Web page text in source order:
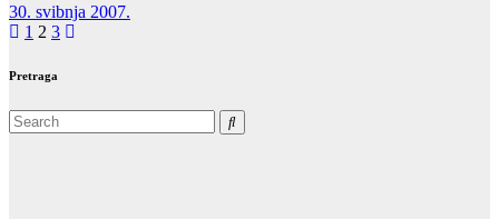
30. svibnja 2007.
Brojevi
stranica
1 2 3
Pretraga